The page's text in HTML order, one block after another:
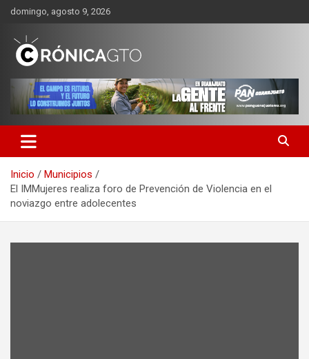
Saltar
contenido
domingo, agosto 9, 2026
CRONICA GUANAJUATO
Inicio
Municipios
El IMMujeres realiza foro de Prevención de Violencia en el
noviazgo entre adolecentes